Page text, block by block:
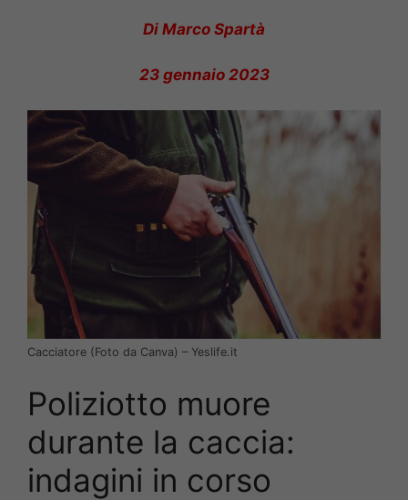
Di Marco Spartà
23 gennaio 2023
Cacciatore (Foto da Canva) – Yeslife.it
Poliziotto muore
durante la caccia:
indagini in corso